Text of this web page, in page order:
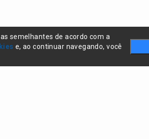
semelhantes de acordo com a
e, ao continuar navegando, você